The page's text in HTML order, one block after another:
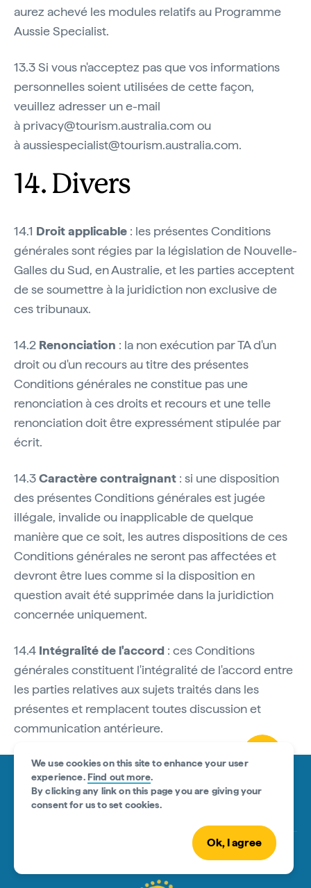
aurez achevé les modules relatifs au Programme
Aussie Specialist.
13.3 Si vous n'acceptez pas que vos informations
personnelles soient utilisées de cette façon,
veuillez adresser un e-mail
à privacy@tourism.australia.com ou
à aussiespecialist@tourism.australia.com.
14. Divers
14.1 Droit applicable : les présentes Conditions
générales sont régies par la législation de Nouvelle-
Galles du Sud, en Australie, et les parties acceptent
de se soumettre à la juridiction non exclusive de
ces tribunaux.
14.2 Renonciation : la non exécution par TA d'un
droit ou d'un recours au titre des présentes
Conditions générales ne constitue pas une
renonciation à ces droits et recours et une telle
renonciation doit être expressément stipulée par
écrit.
14.3Caractère contraignant : si une disposition
des présentes Conditions générales est jugée
illégale, invalide ou inapplicable de quelque
manière que ce soit, les autres dispositions de ces
Conditions générales ne seront pas affectées et
devront être lues comme si la disposition en
question avait été supprimée dans la juridiction
concernée uniquement.
14.4 Intégralité de l'accord : ces Conditions
générales constituent l'intégralité de l'accord entre
les parties relatives aux sujets traités dans les
présentes et remplacent toutes discussion et
communication antérieure.
We use cookies on this site to enhance your user
experience.Find out more.
By clicking any link on this page you are giving your
consent for us to set cookies.
Ok, I agree
Acknowledgement of Country